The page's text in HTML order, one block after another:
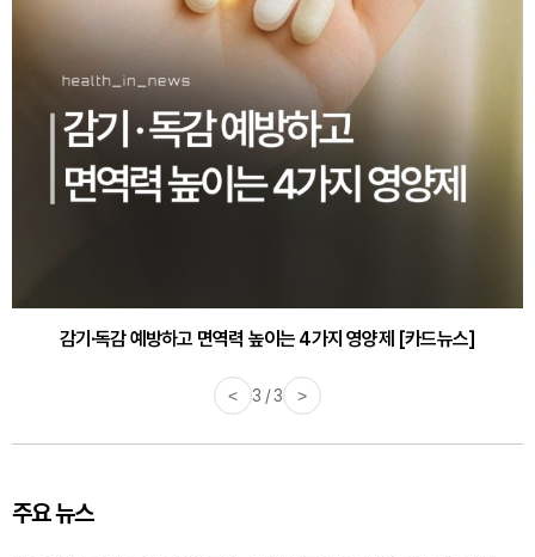
감기·독감 예방하고 면역력 높이는 4가지 영양제 [카드뉴스]
< 3 / 3 >
주요 뉴스